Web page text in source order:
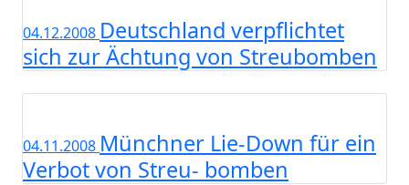
04.12.2008 Deutschland verpflichtet
sich zur Ächtung von Streubomben
04.11.2008 Münchner Lie-Down für ein
Verbot von Streu- bomben